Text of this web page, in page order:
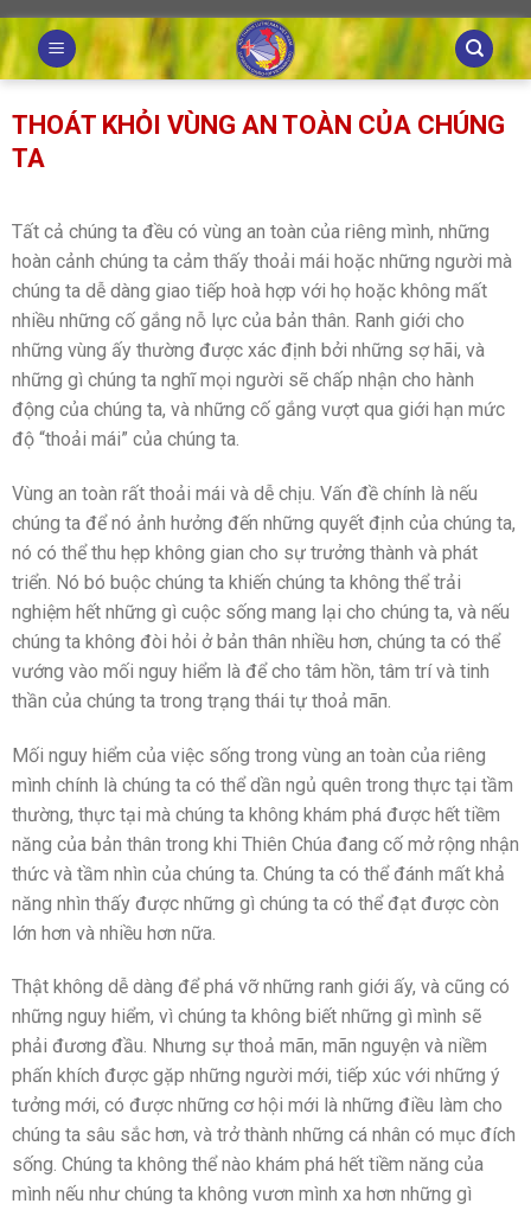
Skip
to
content
THOÁT KHỎI VÙNG AN TOÀN CỦA CHÚNG
TA
Tất cả chúng ta đều có vùng an toàn của riêng mình, những
hoàn cảnh chúng ta cảm thấy thoải mái hoặc những người mà
chúng ta dễ dàng giao tiếp hoà hợp với họ hoặc không mất
nhiều những cố gắng nỗ lực của bản thân. Ranh giới cho
những vùng ấy thường được xác định bởi những sợ hãi, và
những gì chúng ta nghĩ mọi người sẽ chấp nhận cho hành
động của chúng ta, và những cố gắng vượt qua giới hạn mức
độ “thoải mái” của chúng ta.
Vùng an toàn rất thoải mái và dễ chịu. Vấn đề chính là nếu
chúng ta để nó ảnh hưởng đến những quyết định của chúng ta,
nó có thể thu hẹp không gian cho sự trưởng thành và phát
triển. Nó bó buộc chúng ta khiến chúng ta không thể trải
nghiệm hết những gì cuộc sống mang lại cho chúng ta, và nếu
chúng ta không đòi hỏi ở bản thân nhiều hơn, chúng ta có thể
vướng vào mối nguy hiểm là để cho tâm hồn, tâm trí và tinh
thần của chúng ta trong trạng thái tự thoả mãn.
Mối nguy hiểm của việc sống trong vùng an toàn của riêng
mình chính là chúng ta có thể dần ngủ quên trong thực tại tầm
thường, thực tại mà chúng ta không khám phá được hết tiềm
năng của bản thân trong khi Thiên Chúa đang cố mở rộng nhận
thức và tầm nhìn của chúng ta. Chúng ta có thể đánh mất khả
năng nhìn thấy được những gì chúng ta có thể đạt được còn
lớn hơn và nhiều hơn nữa.
Thật không dễ dàng để phá vỡ những ranh giới ấy, và cũng có
những nguy hiểm, vì chúng ta không biết những gì mình sẽ
phải đương đầu. Nhưng sự thoả mãn, mãn nguyện và niềm
phấn khích được gặp những người mới, tiếp xúc với những ý
tưởng mới, có được những cơ hội mới là những điều làm cho
chúng ta sâu sắc hơn, và trở thành những cá nhân có mục đích
sống. Chúng ta không thể nào khám phá hết tiềm năng của
mình nếu như chúng ta không vươn mình xa hơn những gì